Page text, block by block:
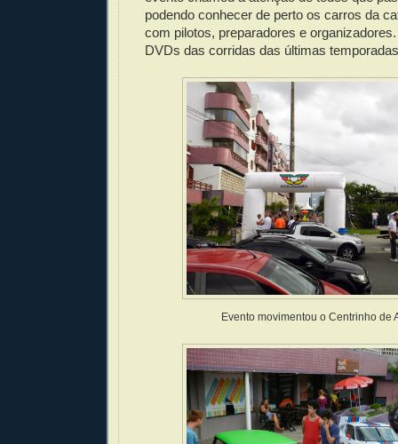
podendo conhecer de perto os carros da
com pilotos, preparadores e
DVDs das corridas das últimas
Evento movimentou o Centrinho de